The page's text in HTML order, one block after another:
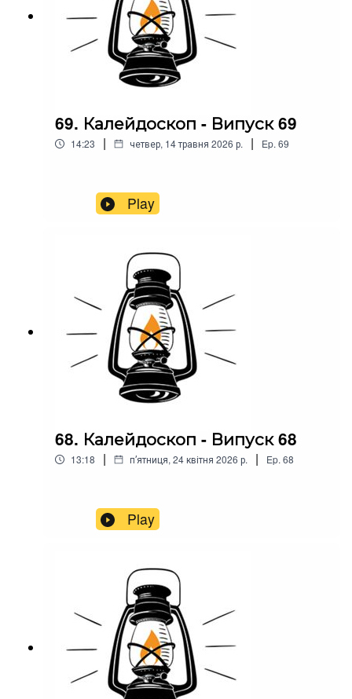
69. Калейдоскоп - Випуск 69
14:23 | четвер, 14 травня 2026 р. | Ep. 69
Play
68. Калейдоскоп - Випуск 68
13:18 | пʼятниця, 24 квітня 2026 р. | Ep. 68
Play